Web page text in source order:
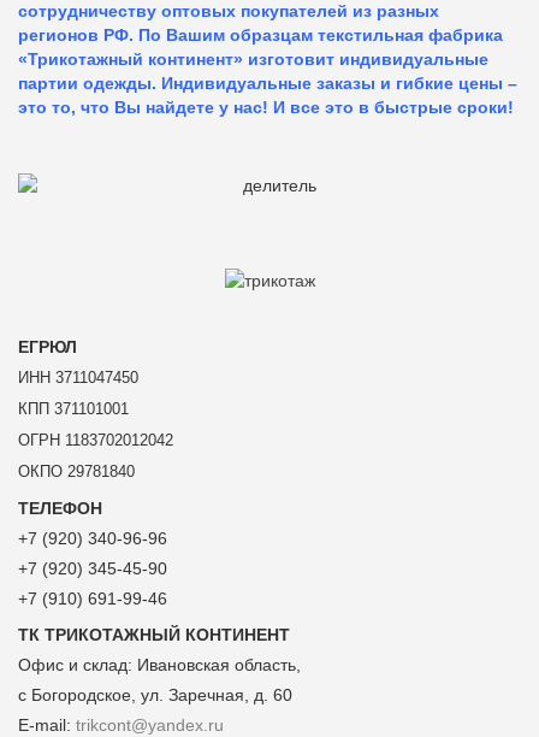
сотрудничеству оптовых покупателей из разных
регионов РФ. По Вашим образцам текстильная фабрика
«Трикотажный континент» изготовит индивидуальные
партии одежды. Индивидуальные заказы и гибкие цены –
это то, что Вы найдете у нас! И все это в быстрые сроки!
ЕГРЮЛ
ИНН 3711047450
КПП 371101001
ОГРН 1183702012042
ОКПО 29781840
ТЕЛЕФОН
+7 (920) 340-96-96
+7 (920) 345-45-90
+7 (910) 691-99-46
ТК ТРИКОТАЖНЫЙ КОНТИНЕНТ
Офис и склад: Ивановская область,
с Богородское, ул. Заречная, д. 60
E-mail: trikcont@yandex.ru